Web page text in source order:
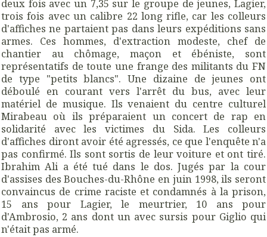
deux fois avec un 7,35 sur le groupe de jeunes, Lagier,
trois fois avec un calibre 22 long rifle, car les colleurs
d'affiches ne partaient pas dans leurs expéditions sans
armes. Ces hommes, d'extraction modeste, chef de
chantier au chômage, maçon et ébéniste, sont
représentatifs de toute une frange des militants du FN
de type "petits blancs". Une dizaine de jeunes ont
déboulé en courant vers l'arrêt du bus, avec leur
matériel de musique. Ils venaient du centre culturel
Mirabeau où ils préparaient un concert de rap en
solidarité avec les victimes du Sida. Les colleurs
d'affiches diront avoir été agressés, ce que l'enquête n'a
pas confirmé. Ils sont sortis de leur voiture et ont tiré.
Ibrahim Ali a été tué dans le dos. Jugés par la cour
d'assises des Bouches-du-Rhône en juin 1998, ils seront
convaincus de crime raciste et condamnés à la prison,
15 ans pour Lagier, le meurtrier, 10 ans pour
d'Ambrosio, 2 ans dont un avec sursis pour Giglio qui
n'était pas armé.